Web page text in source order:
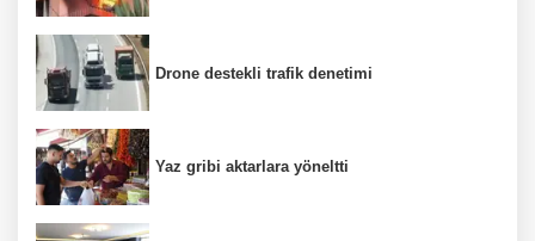
Drone destekli trafik denetimi
Yaz gribi aktarlara yöneltti